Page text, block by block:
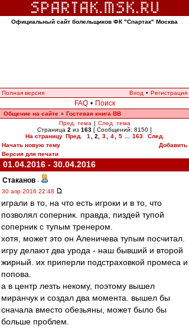
Официальный сайт болельщиков ФК "Спартак" Москва
Полная версия Вход • Регистрация
FAQ • Поиск
Общение на сайте » Гостевая книга ВВ
Пред. тема | След. тема
Страница 2 из 163 [ Сообщений: 8150 ]
На страницу Пред. 1 2 3 4 5 163
След.
Начать новую тему
Добавить
Версия для печати
01.04.2016 - 30.04.2016
Cтаканов -
30 апр 2016 22:48
играли в то, на что есть игроки и в то, что
позволял соперник. правда, пиздей тупой
соперник с тупым тренером.
хотя, может это он Аленичева тупым посчитал.
игру делают два урода - наш бывший и второй
жирный. их приперли подстраховкой промеса и
попова.
а в центр лезть некому, поэтому вышел
миранчук и создал два момента. вышел бы
сначала вместо обезьяны, может было бы
больше проблем.